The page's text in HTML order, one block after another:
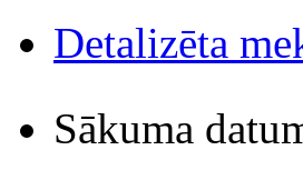
Detalizēta
Sākuma